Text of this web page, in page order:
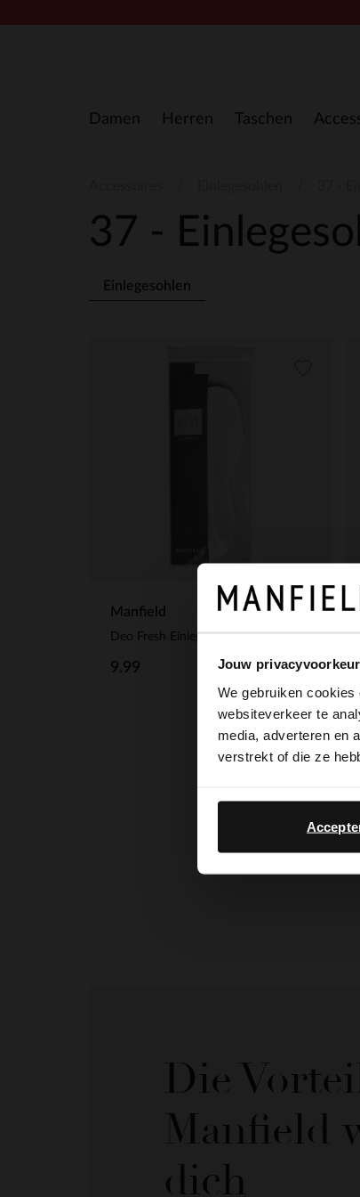
Jouw
We gebruiken
websiteverkeer te
media, adverteren en
verstrekt of die ze
Damen Herren Taschen
37 -
Einlegesohlen
Manfield
Deo Fresh Einlegesohlen
9.99
Die
Manfield
dich